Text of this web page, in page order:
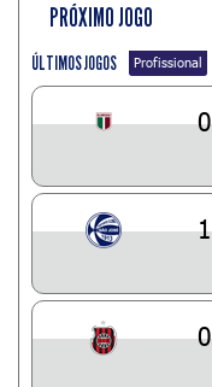
PRÓXIMO JOGO
ÚLTIMOS JOGOS Profissional
0
1
0